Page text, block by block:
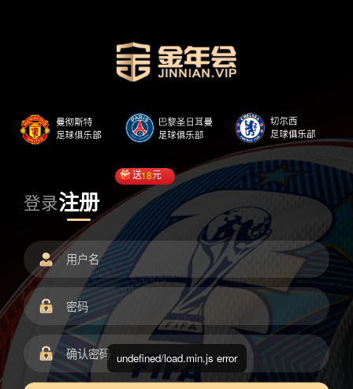
登录注册
送18元
undefined/load.min.js error